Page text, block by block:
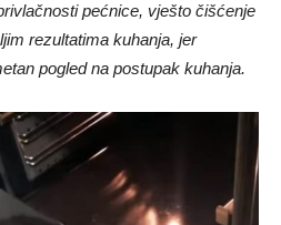
pećnice, vješto čišćenje
rezultatima kuhanja, jer
pogled na postupak kuhanja.